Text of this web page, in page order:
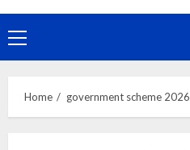
Primary
Menu
Home government scheme 2026